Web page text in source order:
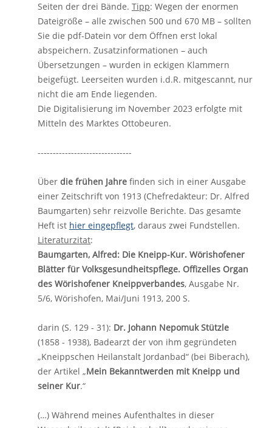
Seiten der drei Bände. Tipp: Wegen der enormen
Dateigröße – alle zwischen 500 und 670 MB – sollten
Sie die pdf-Datein vor dem Öffnen erst lokal
abspeichern. Zusatzinformationen – auch
Übersetzungen – wurden in eckigen Klammern
beigefügt. Leerseiten wurden i.d.R. mitgescannt, nur
nicht die am Ende liegenden.
Die Digitalisierung im November 2023 erfolgte mit
Mitteln des Marktes Ottobeuren.
-------------------------------
Über die frühen Jahre finden sich in einer Ausgabe
einer Zeitschrift von 1913 (Chefredakteur: Dr. Alfred
Baumgarten) sehr reizvolle Berichte. Das gesamte
Heft ist hier eingepflegt, daraus zwei Fundstellen.
Literaturzitat:
Baumgarten, Alfred: Die Kneipp-Kur. Wörishofener
Blätter für Volksgesundheitspflege. Offizelles Organ
des Wörishofener Kneippverbandes, Ausgabe Nr.
5/6, Wörishofen, Mai/Juni 1913, 200 S.
darin (S. 129 - 31): Dr. Johann Nepomuk Stützle
(1858 - 1938), Badearzt der von ihm gegründeten
„Kneippschen Heilanstalt Jordanbad“ (bei Biberach),
der Artikel „Mein Bekanntwerden mit Kneipp und
seiner Kur.“
(…) Während meines Aufenthaltes in dieser